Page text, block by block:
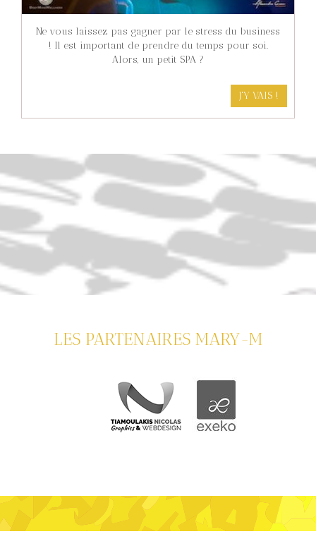
Ne vous laissez pas gagner par le stress du business
! Il est important de prendre du temps pour soi.
Alors, un petit SPA ?
J'Y VAIS !
LES PARTENAIRES MARY-M